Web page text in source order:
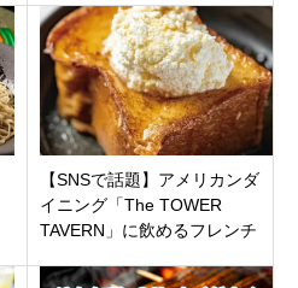
「59FU」オープン
【SNSで話題】アメリカンダ
イニング「The TOWER
TAVERN」に飲めるフレンチ